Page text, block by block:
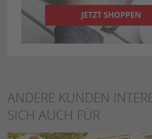
JETZT SHOPPEN
ANDERE KUNDEN
SICH AUCH FÜR